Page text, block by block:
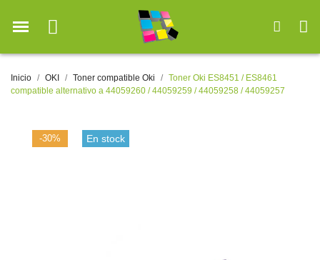
Inicio OKI Toner compatible Oki
Toner Oki ES8451 / ES8461
compatible alternativo a 44059260 / 44059259 / 44059258 / 44059257
-30% En stock